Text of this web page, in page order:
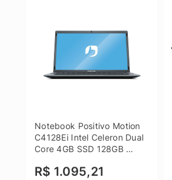
Notebook Positivo Motion
C4128Ei Intel Celeron Dual
Core 4GB SSD 128GB
R$ 1.095,21